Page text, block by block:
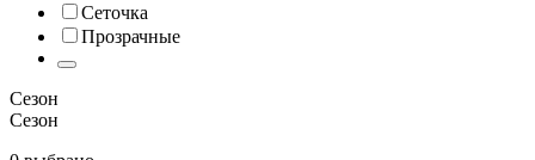
Сеточка
Прозрачные
Сезон
Сезон